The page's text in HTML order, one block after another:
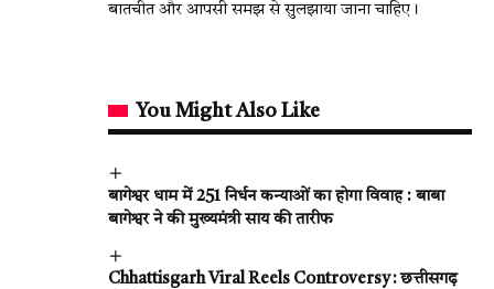
बातचीत और आपसी समझ से सुलझाया जाना चाहिए।
You Might Also Like
बागेश्वर धाम में 251 निर्धन कन्याओं का होगा विवाह : बाबा
बागेश्वर ने की मुख्यमंत्री साय की तारीफ
Chhattisgarh Viral Reels Controversy : छत्तीसगढ़